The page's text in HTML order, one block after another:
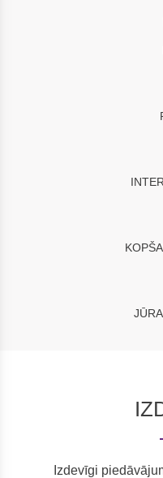
Izdevīgi